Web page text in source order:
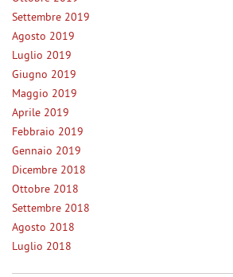
Settembre 2019
Agosto 2019
Luglio 2019
Giugno 2019
Maggio 2019
Aprile 2019
Febbraio 2019
Gennaio 2019
Dicembre 2018
Ottobre 2018
Settembre 2018
Agosto 2018
Luglio 2018